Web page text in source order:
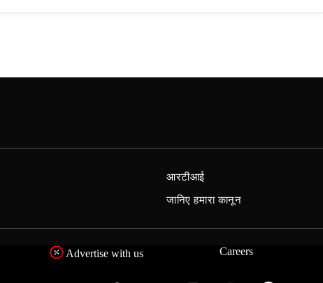
आरटीआई
जानिए हमारा कानून
Advertise with us Careers